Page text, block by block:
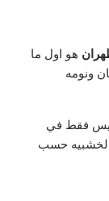
هو اول ما
ونومه
ليس فقط في
الخشبيه حسب